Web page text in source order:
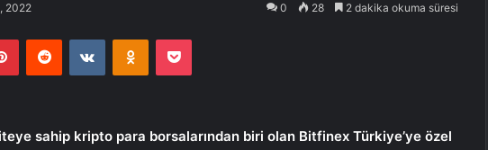
2022 0 28 2 dakika okuma süresi
PinterestReddit VKontakteOdnoklassniki
Pocket
sahip kripto para borsalarından biri olan Bitfinex Türkiye’ye özel